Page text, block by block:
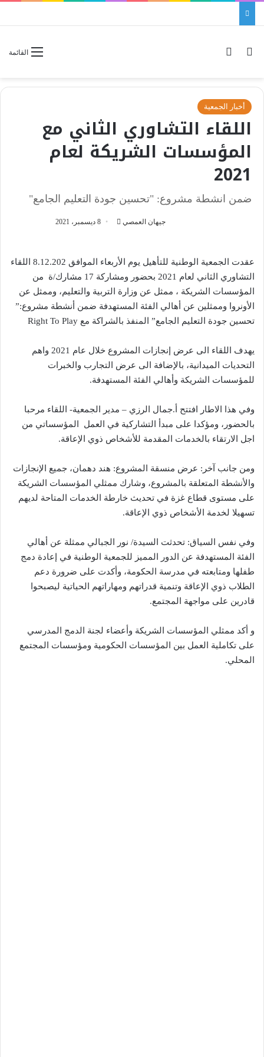
القائمة بحث عن
أخبار الجمعية
اللقاء التشاوري الثاني مع
المؤسسات الشريكة لعام
2021
ضمن انشطة مشروع: "تحسين جودة التعليم الجامع"
جيهان العمصي
ل
ب
ر
ي
د
إ
8 ديسمبر، 2021
عقدت الجمعية الوطنية للتأهيل يوم الأربعاء الموافق 8.12.202 اللقاء
التشاوري الثاني لعام 2021 بحضور ومشاركة 17 مشارك/ة من
المؤسسات الشريكة ، ممثل عن وزارة التربية والتعليم، وممثل عن
الأونروا وممثلين عن أهالي الفئة المستهدفة ضمن أنشطة مشروع:”
تحسين جودة التعليم الجامع” المنفذ بالشراكة مع Right To Play
يهدف اللقاء الى عرض إنجازات المشروع خلال عام 2021 واهم
التحديات الميدانية، بالإضافة الى عرض التجارب والخبرات
للمؤسسات الشريكة وأهالي الفئة المستهدفة.
وفي هذا الاطار افتتح أ.جمال الرزي – مدير الجمعية- اللقاء مرحبا
بالحضور، ومؤكدا على مبدأ التشاركية في العمل المؤسساتي من
اجل الارتقاء بالخدمات المقدمة للأشخاص ذوي الإعاقة.
ومن جانب آخر: عرض منسقة المشروع: هند دهمان، جميع الإنجازات
والأنشطة المتعلقة بالمشروع، وشارك ممثلي المؤسسات الشريكة
على مستوى قطاع غزة في تحديث خارطة الخدمات المتاحة لديهم
تسهيلا لخدمة الأشخاص ذوي الإعاقة.
وفي نفس السياق: تحدثت السيدة/ نور الجبالي ممثلة عن أهالي
الفئة المستهدفة عن الدور المميز للجمعية الوطنية في إعادة دمج
طفلها ومتابعته في مدرسة الحكومة، وأكدت على ضرورة دعم
الطلاب ذوي الإعاقة وتنمية قدراتهم ومهاراتهم الحياتية ليصبحوا
قادرين على مواجهة المجتمع.
و أكد ممثلي المؤسسات الشريكة وأعضاء لجنة الدمج المدرسي
على تكاملية العمل بين المؤسسات الحكومية ومؤسسات المجتمع
المحلي.